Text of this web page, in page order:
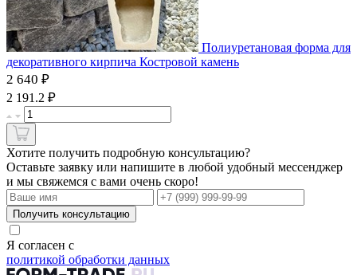
Полиуретановая форма для
декоративного кирпича Костровой камень
2 640 ₽
2 191.2 ₽
Хотите получить подробную консультацию?
Оставьте заявку или напишите в любой удобный мессенджер
и мы свяжемся с вами очень скоро!
Получить консультацию
Я согласен с
политикой обработки данных